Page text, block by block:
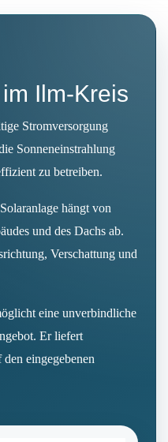
Ilm-Kreis
Stromversorgung
Sonneneinstrahlung
zu betreiben.
hängt von
und des Dachs ab.
Verschattung und
eine unverbindliche
Er liefert
eingegebenen